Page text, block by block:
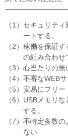
（1）セキュリテ
ートする。
（2）稼働を保証
の組み合わせ
（3）心当たりの
（4）不審なWEB
（5）安易にフリ
（6）USBメモリ
する。
（7）不特定多数
ない